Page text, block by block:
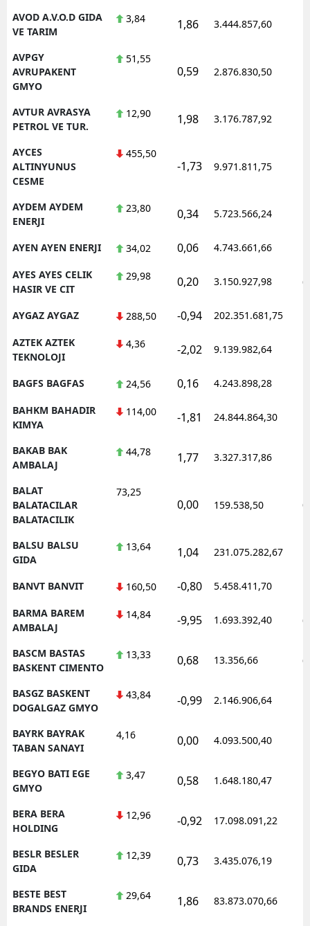
AVOD A.V.O.D GIDA
VE TARIM
3,84 1,86 3.444.857,60
AVPGY
AVRUPAKENT
GMYO
51,55
0,59 2.876.830,50
AVTUR AVRASYA
PETROL VE TUR.
12,90 1,98 3.176.787,92
AYCES
ALTINYUNUS
CESME
455,50
-1,73 9.971.811,75
AYDEM AYDEM
ENERJI
23,80 0,34 5.723.566,24
AYEN AYEN ENERJI 34,02 0,06 4.743.661,66
AYES AYES CELIK
HASIR VE CIT
29,98 0,20 3.150.927,98
AYGAZ AYGAZ 288,50 -0,94 202.351.681,75
AZTEK AZTEK
TEKNOLOJI
4,36 -2,02 9.139.982,64
BAGFS BAGFAS 24,56 0,16 4.243.898,28
BAHKM BAHADIR
KIMYA
114,00 -1,81 24.844.864,30
BAKAB BAK
AMBALAJ
44,78 1,77 3.327.317,86
BALAT
BALATACILAR
BALATACILIK
73,25
0,00 159.538,50
BALSU BALSU
GIDA
13,64 1,04 231.075.282,67
BANVT BANVIT 160,50 -0,80 5.458.411,70
BARMA BAREM
AMBALAJ
14,84 -9,95 1.693.392,40
BASCM BASTAS
BASKENT CIMENTO
13,33 0,68 13.356,66
BASGZ BASKENT
DOGALGAZ GMYO
43,84 -0,99 2.146.906,64
BAYRK BAYRAK
TABAN SANAYI
4,16 0,00 4.093.500,40
BEGYO BATI EGE
GMYO
3,47 0,58 1.648.180,47
BERA BERA
HOLDING
12,96 -0,92 17.098.091,22
BESLR BESLER
GIDA
12,39 0,73 3.435.076,19
BESTE BEST
BRANDS ENERJI
29,64 1,86 83.873.070,66